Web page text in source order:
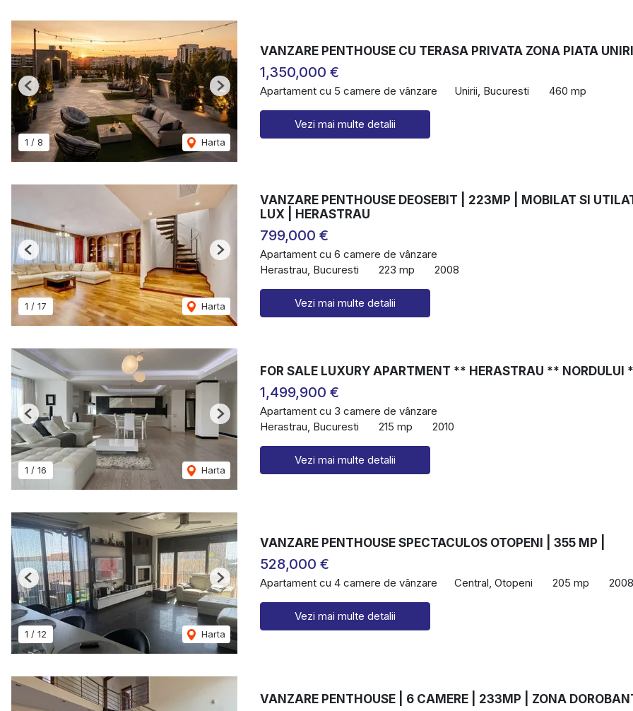
1 / 8 Harta
Previous Next
VANZARE PENTHOUSE CU TERASA PRIVATA ZONA PIATA
1,350,000 €
Apartament cu 5 camere de vânzare Unirii, Bucuresti 460 mp
Vezi mai multe detalii
1 / 17 Harta
Previous Next
VANZARE PENTHOUSE DEOSEBIT | 223MP | MOBILAT SI
LUX | HERASTRAU
799,000 €
Apartament cu 6 camere de vânzare
Herastrau, Bucuresti
223 mp 2008
Vezi mai multe detalii
1 / 16 Harta
Previous Next
FOR SALE LUXURY APARTMENT ** HERASTRAU ** NORDULUI
1,499,900 €
Apartament cu 3 camere de vânzare
Herastrau, Bucuresti
215 mp 2010
Vezi mai multe detalii
1 / 12 Harta
Previous Next
VANZARE PENTHOUSE SPECTACULOS OTOPENI | 355 MP |
528,000 €
Apartament cu 4 camere de vânzare Central, Otopeni 205 mp 2008
Vezi mai multe detalii
VANZARE PENTHOUSE | 6 CAMERE | 233MP | ZONA